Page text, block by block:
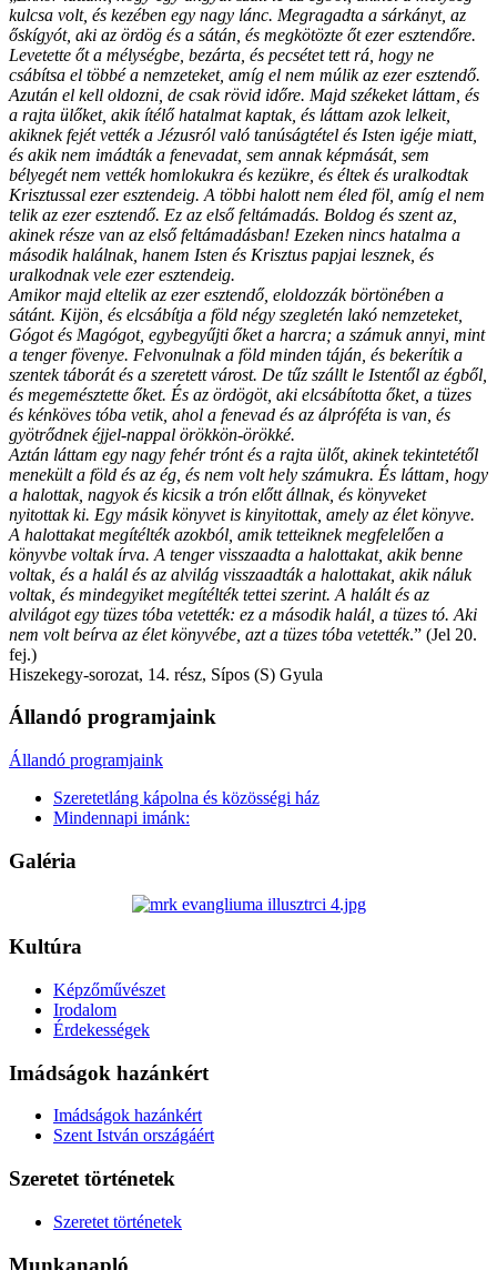
kulcsa volt, és kezében egy nagy lánc. Megragadta a sárkányt, az
őskígyót, aki az ördög és a sátán, és megkötözte őt ezer esztendőre.
Levetette őt a mélységbe, bezárta, és pecsétet tett rá, hogy ne
csábítsa el többé a nemzeteket, amíg el nem múlik az ezer esztendő.
Azután el kell oldozni, de csak rövid időre. Majd székeket láttam, és
a rajta ülőket, akik ítélő hatalmat kaptak, és láttam azok lelkeit,
akiknek fejét vették a Jézusról való tanúságtétel és Isten igéje miatt,
és akik nem imádták a fenevadat, sem annak képmását, sem
bélyegét nem vették homlokukra és kezükre, és éltek és uralkodtak
Krisztussal ezer esztendeig. A többi halott nem éled föl, amíg el nem
telik az ezer esztendő. Ez az első feltámadás. Boldog és szent az,
akinek része van az első feltámadásban! Ezeken nincs hatalma a
második halálnak, hanem Isten és Krisztus papjai lesznek, és
uralkodnak vele ezer esztendeig.
Amikor majd eltelik az ezer esztendő, eloldozzák börtönében a
sátánt. Kijön, és elcsábítja a föld négy szegletén lakó nemzeteket,
Gógot és Magógot, egybegyűjti őket a harcra; a számuk annyi, mint
a tenger fövenye. Felvonulnak a föld minden táján, és bekerítik a
szentek táborát és a szeretett várost. De tűz szállt le Istentől az égből,
és megemésztette őket. És az ördögöt, aki elcsábította őket, a tüzes
és kénköves tóba vetik, ahol a fenevad és az álpróféta is van, és
gyötrődnek éjjel-nappal örökkön-örökké.
Aztán láttam egy nagy fehér trónt és a rajta ülőt, akinek tekintetétől
menekült a föld és az ég, és nem volt hely számukra. És láttam, hogy
a halottak, nagyok és kicsik a trón előtt állnak, és könyveket
nyitottak ki. Egy másik könyvet is kinyitottak, amely az élet könyve.
A halottakat megítélték azokból, amik tetteiknek megfelelően a
könyvbe voltak írva. A tenger visszaadta a halottakat, akik benne
voltak, és a halál és az alvilág visszaadták a halottakat, akik náluk
voltak, és mindegyiket megítélték tettei szerint. A halált és az
alvilágot egy tüzes tóba vetették: ez a második halál, a tüzes tó. Aki
nem volt beírva az élet könyvébe, azt a tüzes tóba vetették.” (Jel 20.
fej.)
Hiszekegy-sorozat, 14. rész, Sípos (S) Gyula
Állandó programjaink
Állandó programjaink
Szeretetláng kápolna és közösségi ház
Mindennapi imánk:
Galéria
Kultúra
Képzőművészet
Irodalom
Érdekességek
Imádságok hazánkért
Imádságok hazánkért
Szent István országáért
Szeretet történetek
Szeretet történetek
Munkanapló